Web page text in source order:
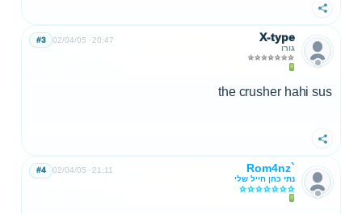
שתף
X-type
גורו
02/04/05 20:47
#3
the crusher hahi sus
שתף
Rom4nz`
נתי כהן חייל שלי
02/04/05 21:11
#4